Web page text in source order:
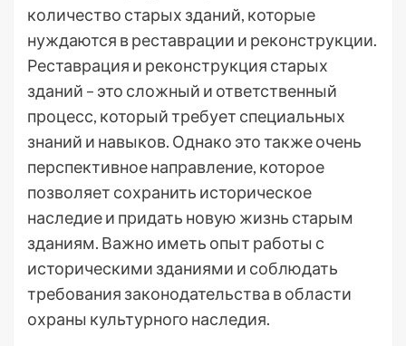
количество старых зданий, которые
нуждаются в реставрации и реконструкции.
Реставрация и реконструкция старых
зданий – это сложный и ответственный
процесс, который требует специальных
знаний и навыков. Однако это также очень
перспективное направление, которое
позволяет сохранить историческое
наследие и придать новую жизнь старым
зданиям. Важно иметь опыт работы с
историческими зданиями и соблюдать
требования законодательства в области
охраны культурного наследия.